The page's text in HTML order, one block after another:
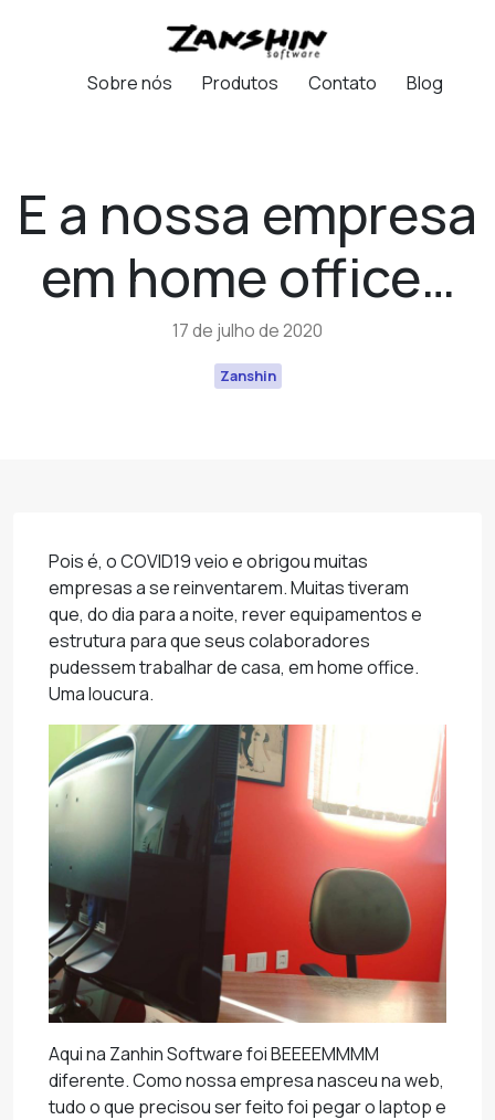
Sobre nós Produtos Contato Blog
E a nossa empresa
em home office…
17 de julho de 2020
Zanshin
Pois é, o COVID19 veio e obrigou muitas
empresas a se reinventarem. Muitas tiveram
que, do dia para a noite, rever equipamentos e
estrutura para que seus colaboradores
pudessem trabalhar de casa, em home office.
Uma loucura.
Aqui na Zanhin Software foi BEEEEMMMM
diferente. Como nossa empresa nasceu na web,
tudo o que precisou ser feito foi pegar o laptop e